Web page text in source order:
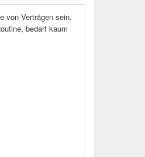
von Verträgen sein.
bedarf kaum